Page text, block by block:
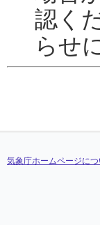
認く
らせ
気象庁ホームページにつ